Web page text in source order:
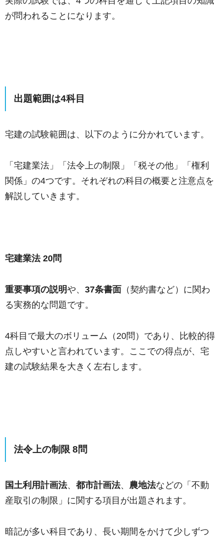
が問われることになります。
出題範囲は4科目
宅建の試験範囲は、以下のように分かれています。
「宅建業法」「法令上の制限」「税その他」「権利
関係」の4つです。それぞれの科目の概要と注意点を
解説していきます。
宅建業法 20問
重要事項の説明や、 37条書面 （契約書など）に関わ
る実務的な問題です。
4科目で最大のボリューム（20問）であり、比較的得
点しやすいと言われています。ここでの得点が、宅
建の試験結果を大きく左右します。
法令上の制限 8問
国土利用計画法、 都市計画法、 農地法などの「不動
産取引の制限」に関する項目が出題されます。
暗記が多い科目であり、長い期間をかけて少しずつ